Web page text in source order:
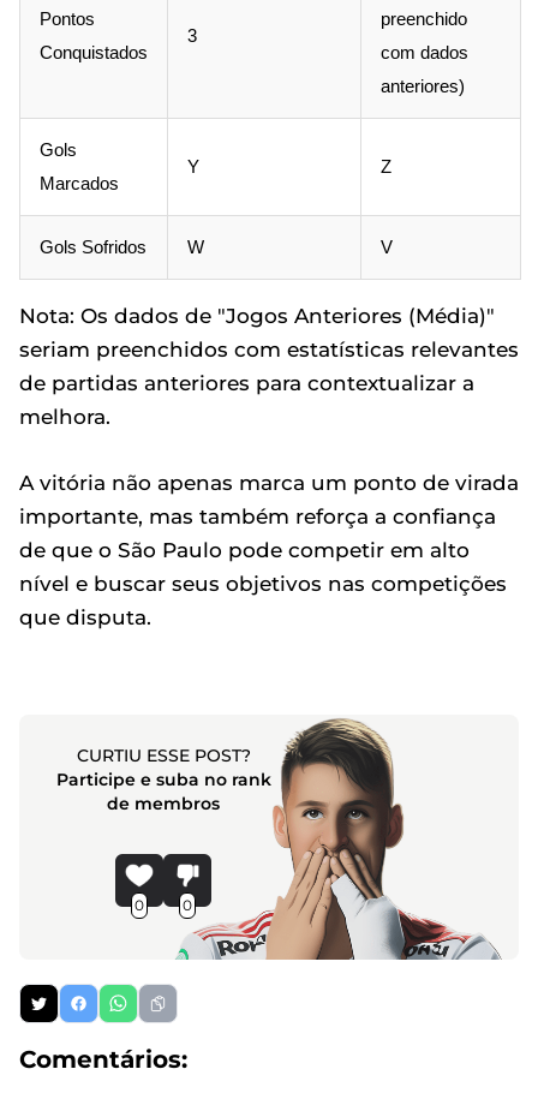
Pontos
Conquistados
3
preenchido
com dados
anteriores)
Gols
Marcados
Y Z
Gols Sofridos W V
Nota: Os dados de "Jogos Anteriores (Média)"
seriam preenchidos com estatísticas relevantes
de partidas anteriores para contextualizar a
melhora.
A vitória não apenas marca um ponto de virada
importante, mas também reforça a confiança
de que o São Paulo pode competir em alto
nível e buscar seus objetivos nas competições
que disputa.
CURTIU ESSE POST?
Participe e suba no rank
de membros
0 0
Comentários: